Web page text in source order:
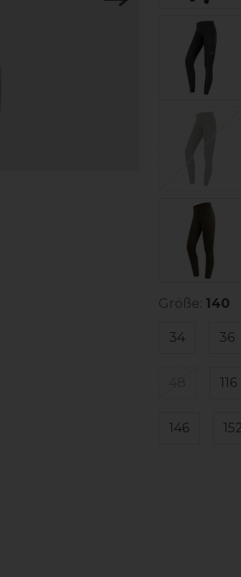
Größe: 140
34 36
116
146